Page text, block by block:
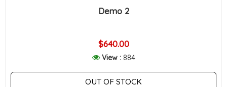
Demo 2
$640.00
View : 884
OUT OF STOCK